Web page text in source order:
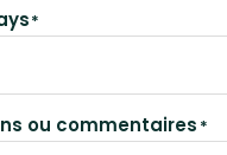
*
ou commentaires *